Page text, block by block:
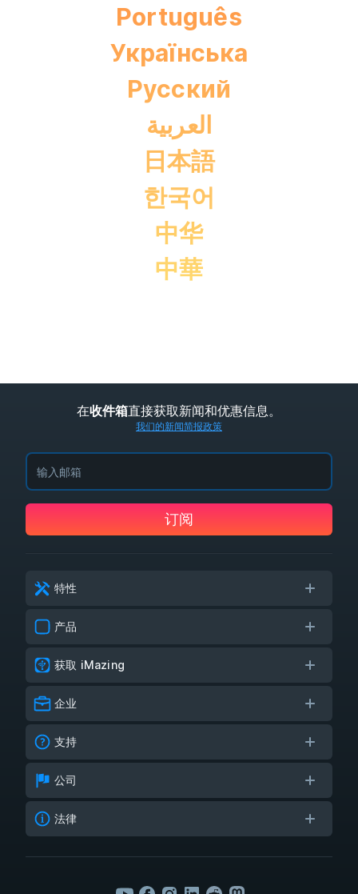
Português
Українська
Pусский
العربية
日本語
한국어
中华
中華
在收件箱直接获取新闻和优惠信息。
我们的新闻简报政策
订阅
特性
产品
获取 iMazing
企业
支持
公司
法律